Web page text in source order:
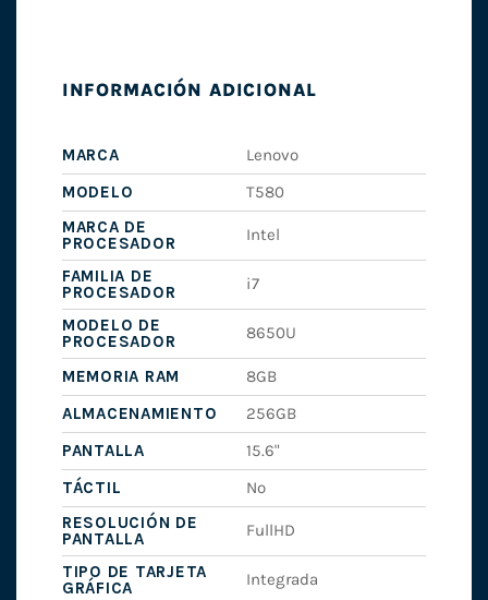
INFORMACIÓN ADICIONAL
MARCA
Lenovo
MODELO
T580
MARCA DE
PROCESADOR
Intel
FAMILIA DE
PROCESADOR
i7
MODELO DE
PROCESADOR
8650U
MEMORIA RAM
8GB
ALMACENAMIENTO
256GB
PANTALLA
15.6"
TÁCTIL
No
RESOLUCIÓN DE
PANTALLA
FullHD
TIPO DE TARJETA
GRÁFICA
Integrada